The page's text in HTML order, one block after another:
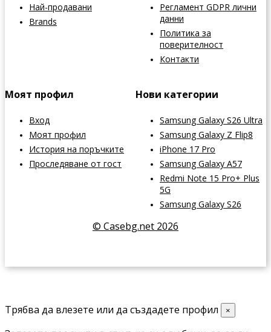
Най-продавани
Brands
Регламент GDPR лични
данни
Политика за
поверителност
Контакти
Моят профил
Вход
Моят профил
История на поръчките
Проследяване от гост
Нови категории
Samsung Galaxy S26 Ultra
Samsung Galaxy Z Flip8
iPhone 17 Pro
Samsung Galaxy A57
Redmi Note 15 Pro+ Plus
5G
Samsung Galaxy S26
© Casebg.net 2026
Трябва да влезете или да създадете профил ×